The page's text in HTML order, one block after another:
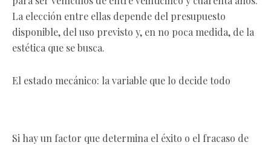
La elección entre ellas depende del presupuesto
disponible, del uso previsto y, en no poca medida, de la
estética que se busca.
El estado mecánico: la variable que lo decide todo
Si hay un factor que determina el éxito o el fracaso de